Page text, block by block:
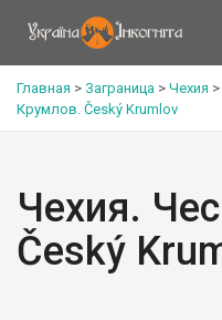
Главная > Заграница > Чехия >
Крумлов. Český Krumlov
Чехия.
Český